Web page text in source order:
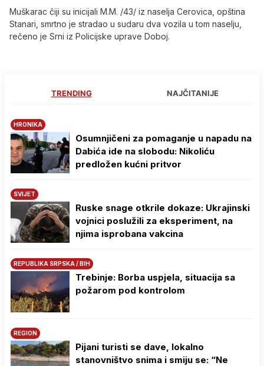
Muškarac čiji su inicijali M.M. /43/ iz naselja Cerovica, opština
Stanari, smrtno je stradao u sudaru dva vozila u tom naselju,
rečeno je Srni iz Policijske uprave Doboj.
TRENDING NAJČITANIJE
HRONIKA
Osumnjičeni za pomaganje u napadu na
Dabića ide na slobodu: Nikoliću
predložen kućni pritvor
SVIJET
Ruske snage otkrile dokaze: Ukrajinski
vojnici poslužili za eksperiment, na
njima isprobana vakcina
REPUBLIKA SRPSKA / BIH
Trebinje: Borba uspjela, situacija sa
požarom pod kontrolom
REGION
Pijani turisti se dave, lokalno
stanovništvo snima i smiju se: “Ne